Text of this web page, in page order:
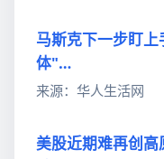
马斯克下一步盯
体"…
来源：华人生活网
美股近期难再创